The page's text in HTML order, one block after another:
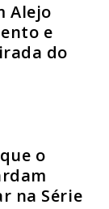
Alejo
e
do
o
na Série